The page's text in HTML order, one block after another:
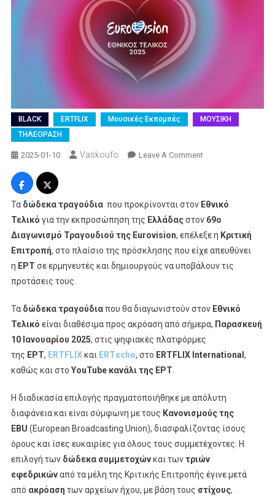
BLACK ERTFLIX Μουσικές Εκπομπές
ΜΟΥΣΙΚΗ
ΤΗΛΕΟΡΑΣΗ
2025-01-10 Vaskoufo Leave A CommentOn
Τα δώδεκα τραγούδια που προκρίνονται στον Εθνικό
Τελικό για την εκπροσώπηση της Ελλάδαςστον 69ο
Διαγωνισμό Τραγουδιού της Eurovision, επέλεξε η Κριτική
Επιτροπή, στο πλαίσιο της πρόσκλησης που είχε απευθύνει
η ΕΡΤ σε ερμηνευτές και δημιουργούς να υποβάλουν τις
προτάσεις τους.
Τα δώδεκα τραγούδιαπου θα διαγωνιστούν στον Εθνικό
Τελικό είναι διαθέσιμα προς ακρόαση από σήμερα, Παρασκευή
10 Ιανουαρίου 2025, στις ψηφιακές πλατφόρμες
της ΕΡΤ, ERTFLIXκαι ERTεcho, στο ERTFLIX International ,
καθώς και στο YouTube κανάλι της ΕΡΤ.
Η διαδικασία επιλογής πραγματοποιήθηκε με απόλυτη
διαφάνεια και είναι σύμφωνη με τους Κανονισμούς της
EBU (European Broadcasting Union), διασφαλίζοντας ίσους
όρους και ίσες ευκαιρίες για όλους τους συμμετέχοντες. Η
επιλογή των δώδεκα συμμετοχώνκαι τωντριών
εφεδρικώναπό τα μέλη της Κριτικής Επιτροπής έγινε μετά
από ακρόαση των αρχείων ήχου, με βάση τους στίχους,